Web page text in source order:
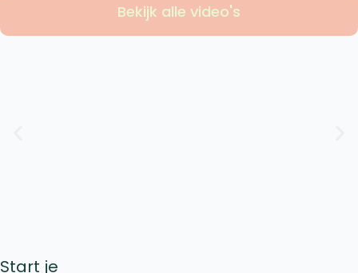
Bekijk alle video's
Start je